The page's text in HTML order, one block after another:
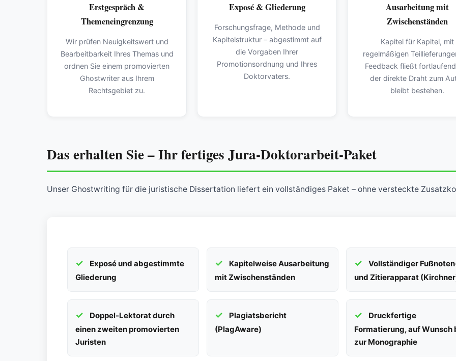
Erstgespräch &
Themeneingrenzung
Wir prüfen Neuigkeitswert und
Bearbeitbarkeit Ihres Themas und
ordnen Sie einem promovierten
Ghostwriter aus Ihrem
Rechtsgebiet zu.
Exposé & Gliederung
Forschungsfrage, Methode und
Kapitelstruktur – abgestimmt auf
die Vorgaben Ihrer
Promotionsordnung und Ihres
Doktorvaters.
Ausarbeitung mit
Zwischenständen
Kapitel für Kapitel, mit
regelmäßigen
Feedback fließt
der direkte Draht zum
bleibt bestehen.
Das erhalten Sie – Ihr fertiges Jura-Doktorarbeit-Paket
Unser Ghostwriting für die juristische Dissertation liefert ein vollständiges Paket – ohne versteckte
Exposé und abgestimmte
Gliederung
Kapitelweise Ausarbeitung
mit Zwischenständen
Vollständiger
und Zitierapparat
Doppel-Lektorat durch
einen zweiten promovierten
Juristen
Plagiatsbericht
(PlagAware)
Druckfertige
Formatierung, auf Wunsch
zur Monographie